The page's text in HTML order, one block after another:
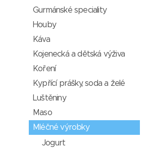
Gurmánské speciality
Houby
Káva
Kojenecká a dětská výživa
Koření
Kypřící prášky, soda a želé
Luštěniny
Maso
Mléčné výrobky
Jogurt